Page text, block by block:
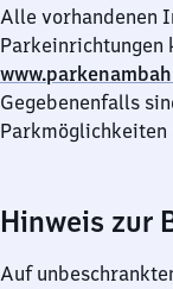
Alle vorhandenen
Parkeinrichtungen
Gegebenenfalls
Parkmöglichkeiten
Hinweis zur
Auf